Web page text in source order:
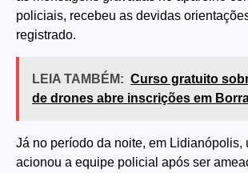
policiais, recebeu as devidas
registrado.
LEIA TAMBÉM: Curso gratuito
de drones abre inscrições em
Já no período da noite, em Lidianópolis,
acionou a equipe policial após ser